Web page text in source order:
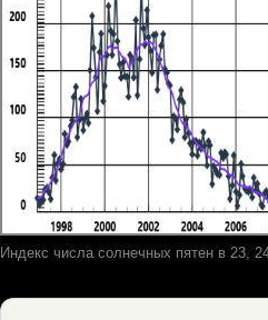
Индекс числа солнечных пятен в 23,